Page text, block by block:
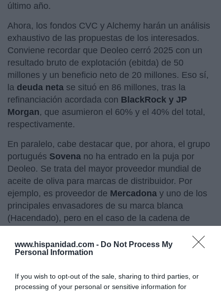
www.hispanidad.com - Do Not Process My
Personal Information
If you wish to opt-out of the sale, sharing to third parties, or
processing of your personal or sensitive information for
último año.
Ahora, los fondos CVC y Alchemy harán un análisis
exhaustivo de las propuestas de los interesados.
Conviene recordar que Deoleo cerró 2025 con un
resultado bruto de explotación (ebitda) de 50
millones y un beneficio neto de 20 millones. Eso sí,
la deuda neta se situó en 86 millones, tras la
refinanciación acordada con BlackRock y JP
Morgan, que asumieron el 60% y el 40% del total,
respectivamente.
En paralelo, cabe destacar que, por ahora, el grupo
portugués Sovena no ha entrado en la puja por
Deoleo. Se trata del mayor proveedor mundial de
aceite de oliva para marcas de distribuidor. Por
ejemplo, es proveedor de Mercadona y uno de los
principales envasadores de su marca blanca
(Hacendado), pero en el caso de la cadena de
marca blanca (algo que hace, sobre todo, la
cooperativaAceites Maeva
aceite (por ejemplo, Flor de Olivo ).